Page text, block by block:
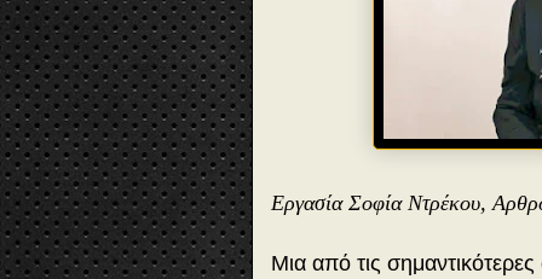
Εργασία Σοφία Ντρέκου,
Mια από τις